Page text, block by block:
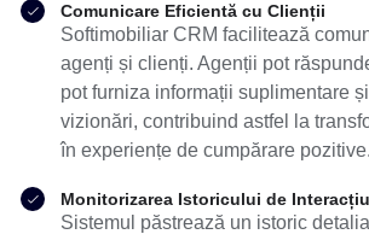
Comunicare Eficientă cu Clienții
Softimobiliar CRM facilitează
agenți și clienți. Agenții pot
pot furniza informații suplimentare
vizionări, contribuind astfel la
în experiențe de cumpărare pozitive.
Monitorizarea Istoricului de
Sistemul păstrează un istoric